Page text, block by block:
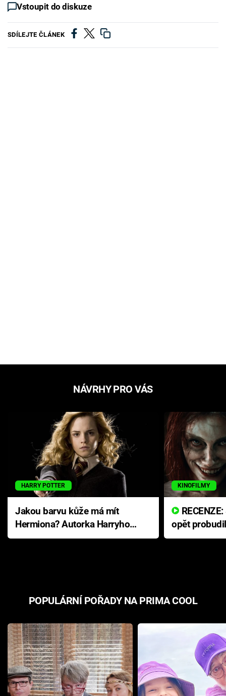
Vstoupit do diskuze
SDÍLEJTE ČLÁNEK
NÁVRHY PRO VÁS
HARRY POTTER
Jakou barvu kůže má mít
Hermiona? Autorka Harryho
Pottera přišla s ráznou
KINOFILMY
opět
přichází s
POPULÁRNÍ POŘADY NA PRIMA COOL